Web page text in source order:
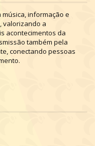
música,informação e
valorizando a
acontecimentos da
também pela
conectando pessoas